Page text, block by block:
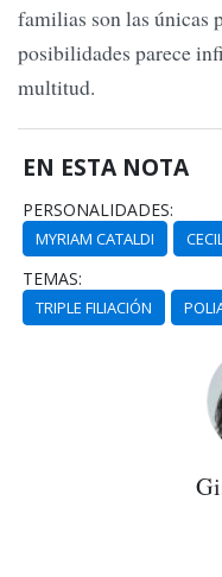
familias son las únicas
posibilidades parece
multitud.
EN ESTA NOTA
PERSONALIDADES:
MYRIAM CATALDI
TEMAS:
TRIPLE FILIACIÓN